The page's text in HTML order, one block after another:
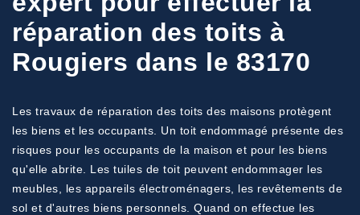
réparation des toits à
Rougiers dans le 83170
Les travaux de réparation des toits des maisons protègent
les biens et les occupants. Un toit endommagé présente des
risques pour les occupants de la maison et pour les biens
qu'elle abrite. Les tuiles de toit peuvent endommager les
meubles, les appareils électroménagers, les revêtements de
sol et d'autres biens personnels. Quand on effectue les